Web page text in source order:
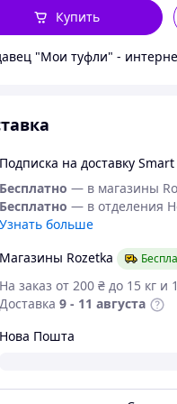
Купить
на доставку Smart
— в магазины
— в отделения
больше
Rozetka
заказ от 200 ₴ до 15 кг и
9 - 11 августа
Пошта